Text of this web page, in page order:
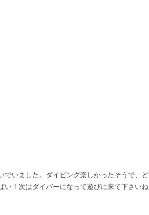
でいました。ダイビング楽しかったそうで、ど
い！次はダイバーになって遊びに来て下さいね